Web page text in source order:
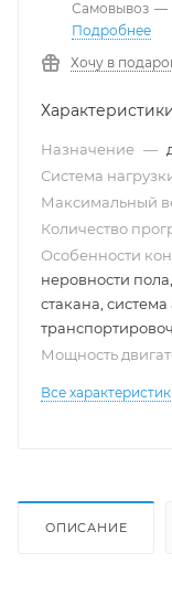
Самовывоз —
Подробнее
Хочу в
Назначение —
Система
Максимальный
Количество
Особенности
неровности
стакана,
Мощность
Все
ОПИСАНИЕ